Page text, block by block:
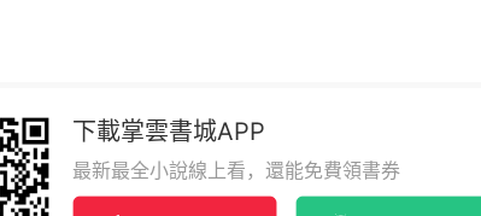
下載掌雲書城APP
最新最全小說線上看，還能免費領書券